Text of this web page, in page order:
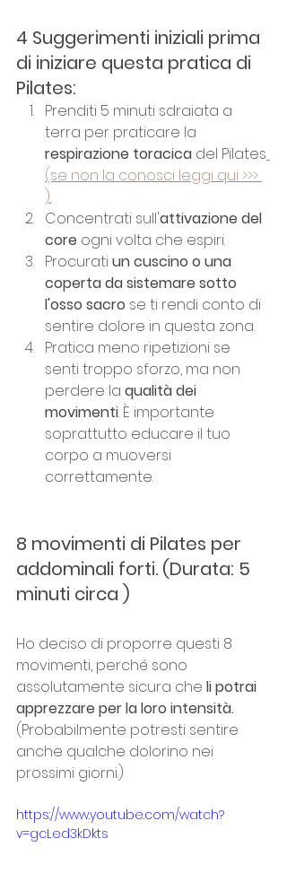
4 Suggerimenti iniziali prima
di iniziare questa pratica di
Pilates:
Prenditi 5 minuti sdraiata a
terra per praticare la
respirazione toracica del Pilates
(se non la conosci leggi qui >>>
).
Concentrati sull'attivazione del
core ogni volta che espiri.
Procurati un cuscino o una
coperta da sistemare sotto
l'osso sacro se ti rendi conto di
sentire dolore in questa zona.
Pratica meno ripetizioni se
senti troppo sforzo, ma non
perdere la qualità dei
movimenti. È importante
soprattutto educare il tuo
corpo a muoversi
correttamente.
8 movimenti di Pilates per
addominali forti. (Durata: 5
minuti circa )
Ho deciso di proporre questi 8
movimenti, perché sono
assolutamente sicura che li potrai
apprezzare per la loro intensità.
(Probabilmente potresti sentire
anche qualche dolorino nei
prossimi giorni.)
https://www.youtube.com/watch?
v=gcLed3kDkts